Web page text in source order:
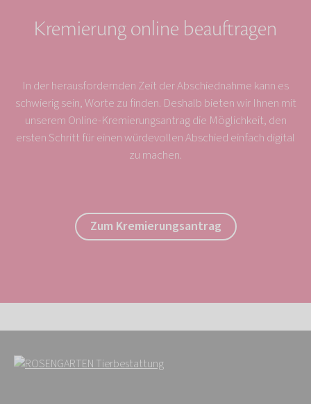
Kremierung online beauftragen
In der herausfordernden Zeit der Abschiednahme kann es
schwierig sein, Worte zu finden. Deshalb bieten wir Ihnen mit
unserem Online-Kremierungsantrag die Möglichkeit, den
ersten Schritt für einen würdevollen Abschied einfach digital
zu machen.
Zum Kremierungsantrag